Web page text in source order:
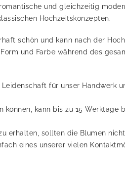
und gleichzeitig
Hochzeitskonzepten.
schön und kann nach der
und Farbe während des
für unser Handwerk
kann bis zu 15
erhalten, sollten die Blumen
eines unserer vielen